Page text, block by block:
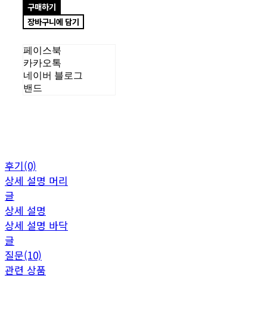
구매하기
장바구니에 담기
페이스북
카카오톡
네이버 블로그
밴드
후기(0)
상세 설명 머리
글
상세 설명
상세 설명 바닥
글
질문(10)
관련 상품